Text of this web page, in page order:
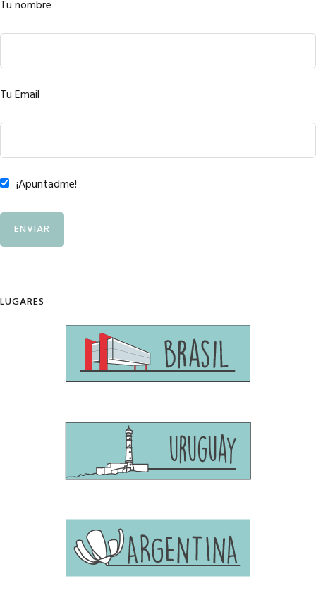
Tu nombre
Tu Email
¡Apuntadme!
LUGARES